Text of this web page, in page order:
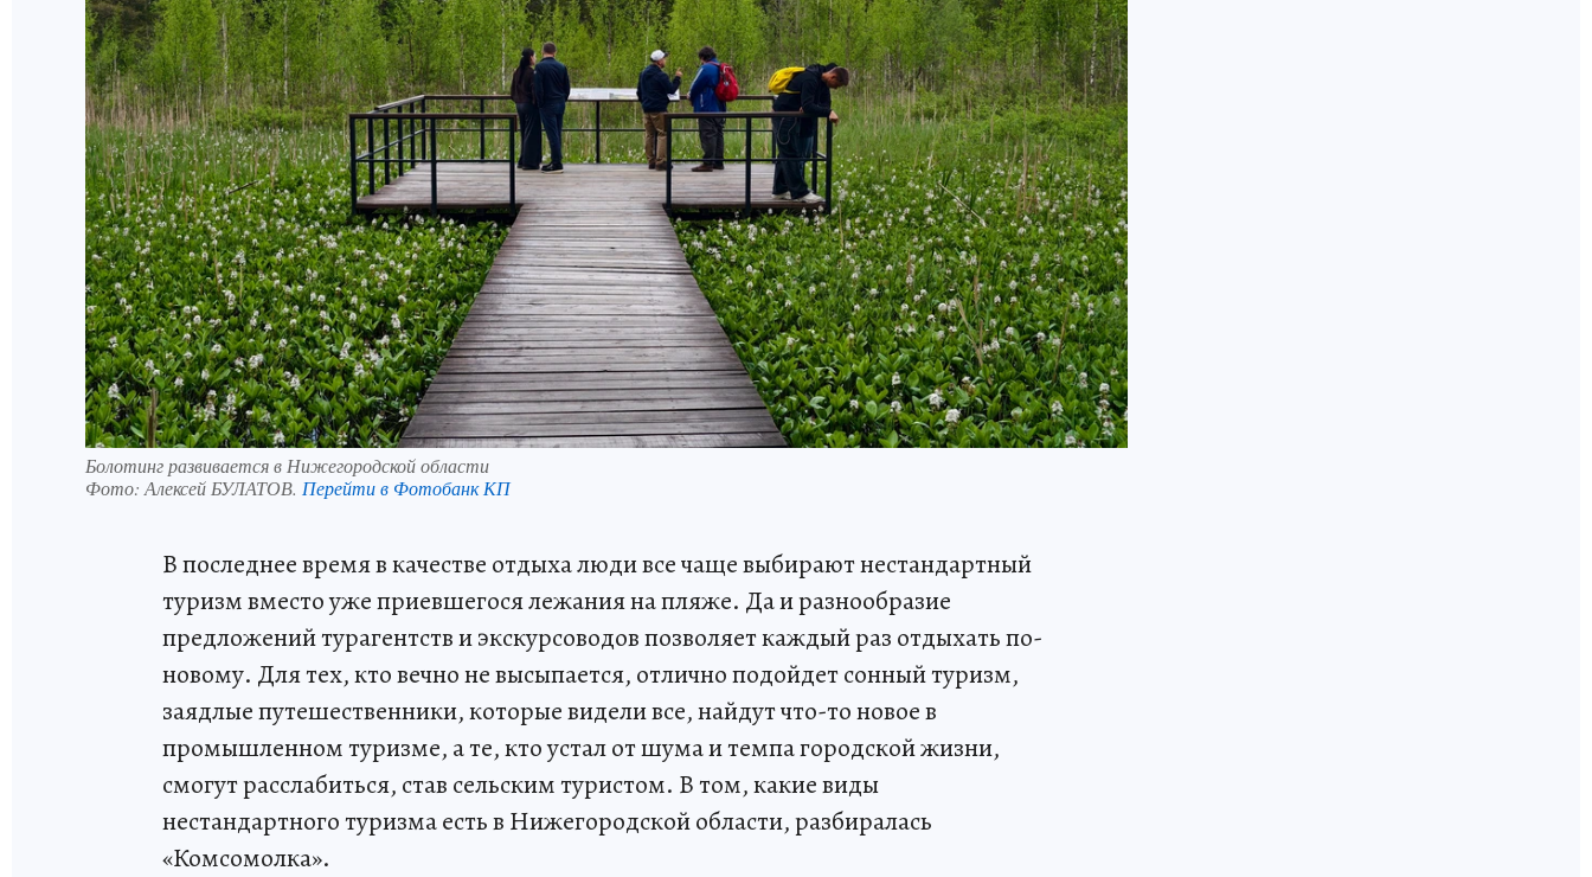
Болотинг развивается в Нижегородской области
Фото: Алексей БУЛАТОВ. Перейти в Фотобанк КП
В последнее время в качестве отдыха люди все чаще выбирают нестандартный
туризм вместо уже приевшегося лежания на пляже. Да и разнообразие
предложений турагентств и экскурсоводов позволяет каждый раз отдыхать по-
новому. Для тех, кто вечно не высыпается, отлично подойдет сонный туризм,
заядлые путешественники, которые видели все, найдут что-то новое в
промышленном туризме, а те, кто устал от шума и темпа городской жизни,
смогут расслабиться, став сельским туристом. В том, какие виды
нестандартного туризма есть в Нижегородской области, разбиралась
«Комсомолка».